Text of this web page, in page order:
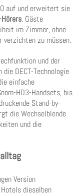
auf und erweitert sie
. Gäste
im Zimmer, ohne
zu müssen.
und der
DECT-Technologie
einfache
HD3-Handsets, bis
Stand-by-
die Wechselblende
und die
Version
dieselben